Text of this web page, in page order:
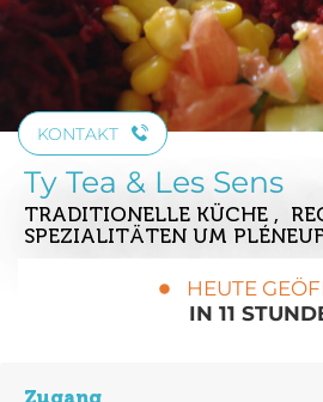
KONTAKT
Ty Tea & Les Sens
TRADITIONELLE KÜCHE ,
SPEZIALITÄTEN UM
HEUTE
IN 11